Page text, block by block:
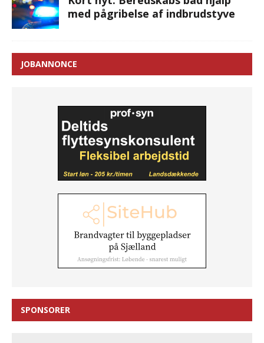
med pågribelse af indbrudstyve
JOBANNONCE
SPONSORER